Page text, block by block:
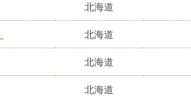
北海道
北海道
北海道
北海道